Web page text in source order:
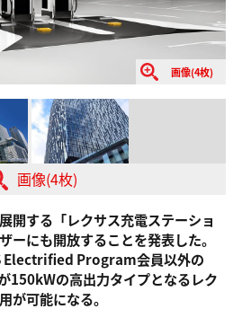
画像(4枚)
画像(4枚)
開する「レクサス充電ステーショ
ーにも開放することを発表した。
Electrified Program会員以外の
150kWの高出力タイプとなるレク
が可能になる。